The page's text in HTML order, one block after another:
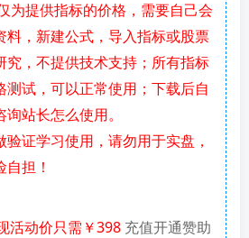
料，新建公式，导入指标或股票
究，不提供技术支持；所有指标
测试，可以正常使用；下载后自
站长怎么使用。
证学习使用，请勿用于实盘，
担！
讯：原价858 现活动价只需￥398 充值开通赞助